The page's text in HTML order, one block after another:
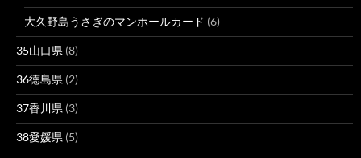
大久野島うさぎのマンホールカード (6)
35山口県 (8)
36徳島県 (2)
37香川県 (3)
38愛媛県 (5)